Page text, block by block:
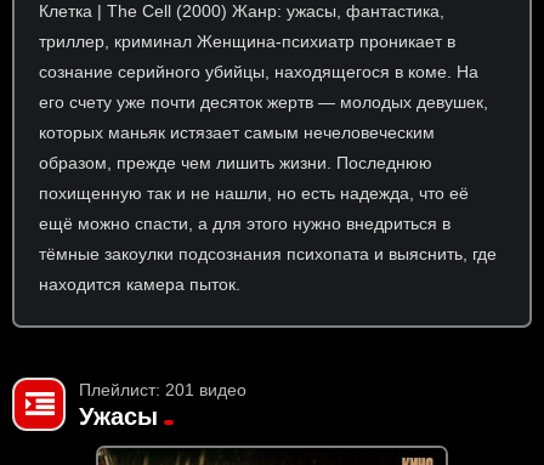
Клетка | The Cell (2000) Жанр: ужасы, фантастика,
триллер, криминал Женщина-психиатр проникает в
сознание серийного убийцы, находящегося в коме. На
его счету уже почти десяток жертв — молодых девушек,
которых маньяк истязает самым нечеловеческим
образом, прежде чем лишить жизни. Последнюю
похищенную так и не нашли, но есть надежда, что её
ещё можно спасти, а для этого нужно внедриться в
тёмные закоулки подсознания психопата и выяснить, где
находится камера пыток.
Плейлист: 201 видео
Ужасы